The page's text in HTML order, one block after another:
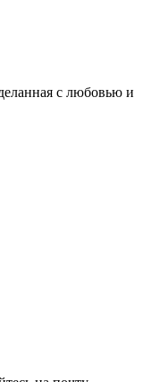
с любовью и